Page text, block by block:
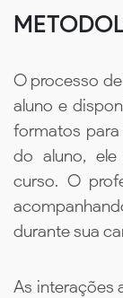
O processo
aluno e
formatos para
do aluno,
curso. O
durante sua
As interações